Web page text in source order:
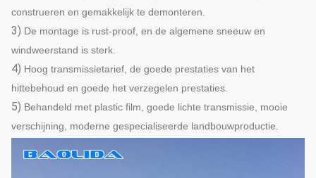
construeren en gemakkelijk te demonteren.
3) De montage is rust-proof, en de algemene sneeuw en
windweerstand is sterk.
4) Hoog transmissietarief, de goede prestaties van het
hittebehoud en goede het verzegelen prestaties.
5) Behandeld met plastic film, goede lichte transmissie, mooie
verschijning, moderne gespecialiseerde landbouwproductie.